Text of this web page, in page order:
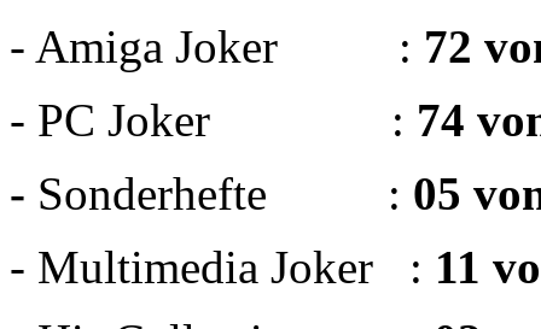
- Amiga Joker : 72
- PC Joker : 74
- Sonderhefte : 05
- Multimedia Joker : 11